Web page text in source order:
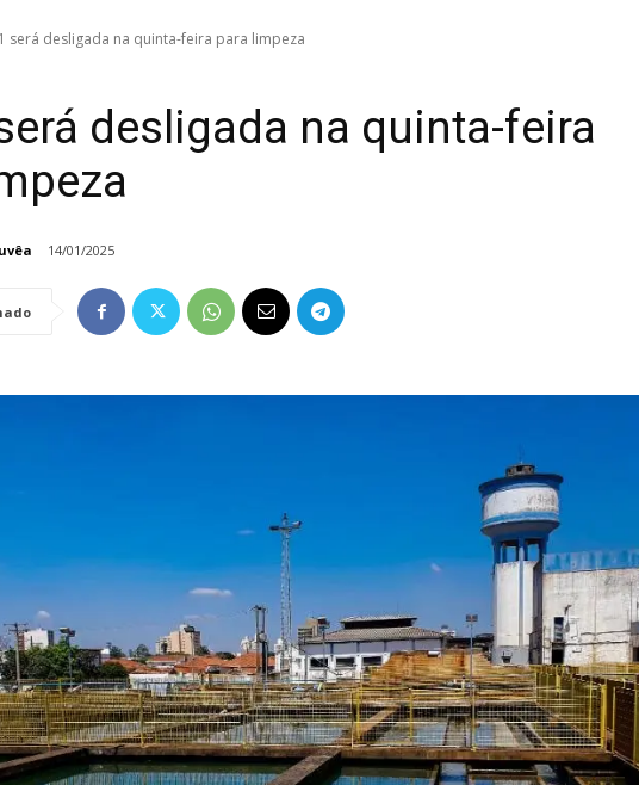
será desligada na quinta-feira para limpeza
desligada na quinta-feira
14/01/2025